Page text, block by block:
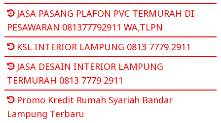
JASA PASANG PLAFON PVC TERMURAH DI
PESAWARAN 081377792911 WA,TLPN
KSL INTERIOR LAMPUNG 0813 7779 2911
JASA DESAIN INTERIOR LAMPUNG
TERMURAH 0813 7779 2911
Promo Kredit Rumah Syariah Bandar
Lampung Terbaru